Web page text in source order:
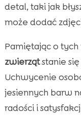
detal, taki jak
może dodać
Pamiętając o
zwierzątstanie
Uchwycenie
jesiennych barw
radości i